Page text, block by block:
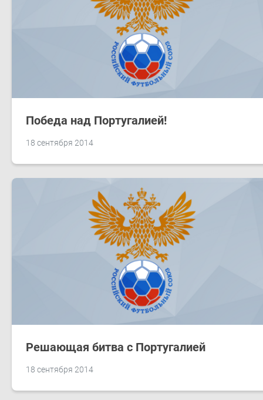
18 сентября 2014
Победа над Португалией!
18 сентября 2014
Решающая битва с Португалией